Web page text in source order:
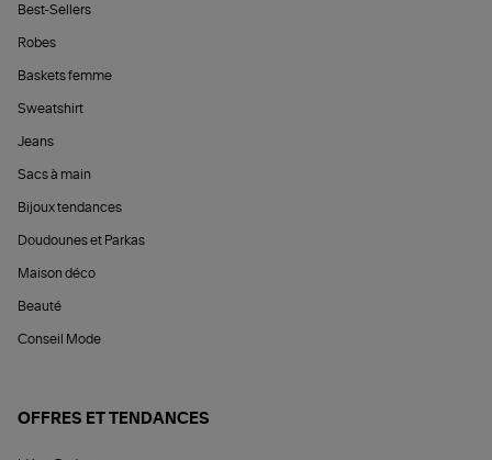
Best-Sellers
Robes
Baskets femme
Sweatshirt
Jeans
Sacs à main
Bijoux tendances
Doudounes et Parkas
Maison déco
Beauté
Conseil Mode
OFFRES ET TENDANCES